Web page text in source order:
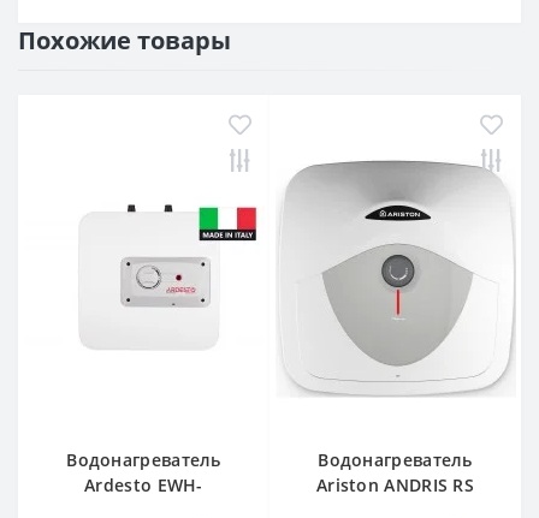
Похожие товары
Водонагреватель
Ardesto EWH-
Водонагреватель
Ariston ANDRIS RS